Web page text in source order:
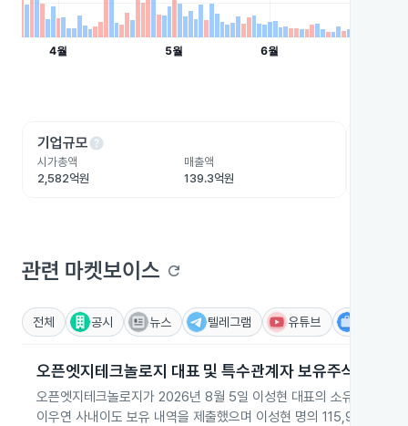
기업규모help
시가총액
2,582억원
매출액
139.3억원
관련 마켓보이스 refresh
전체 공시 뉴스 텔레그램 유튜브
오픈엣지테크놀로지 대표 및 특수관계자 보유주식 감소
오픈엣지테크놀로지가 2026년 8월 5일 이성현 대표의 소유상황을
이우연 사내이도 보유 내역을 제출했으며 이성현 명의 115,920주가